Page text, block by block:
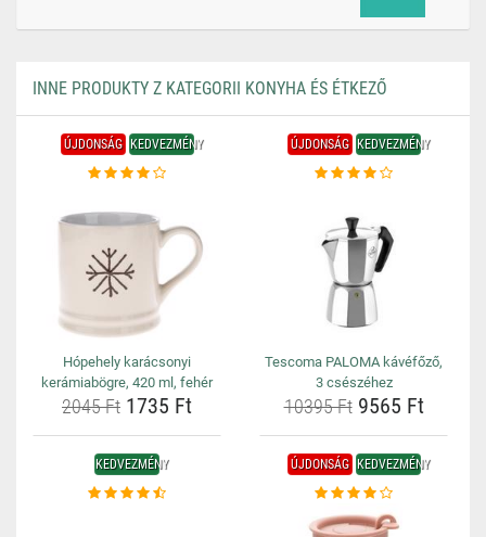
INNE PRODUKTY Z KATEGORII KONYHA ÉS ÉTKEZŐ
ÚJDONSÁG KEDVEZMÉNY
Hópehely karácsonyi
kerámiabögre, 420 ml, fehér
2045 Ft 1735 Ft
ÚJDONSÁG KEDVEZMÉNY
Tescoma PALOMA kávéfőző,
3 csészéhez
10395 Ft9565 Ft
KEDVEZMÉNY ÚJDONSÁG KEDVEZMÉNY